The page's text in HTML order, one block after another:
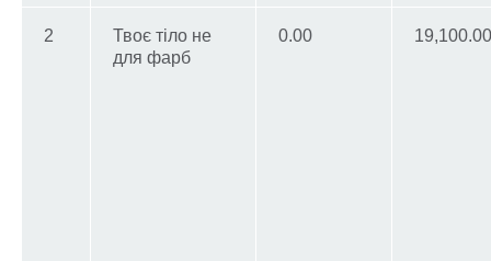
2
Твоє тіло не
для фарб
0.00 19,100.00